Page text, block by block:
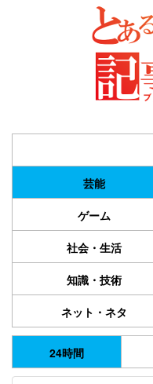
芸能
ゲーム
社会・生活
知識・技術
ネット・ネタ
24時間